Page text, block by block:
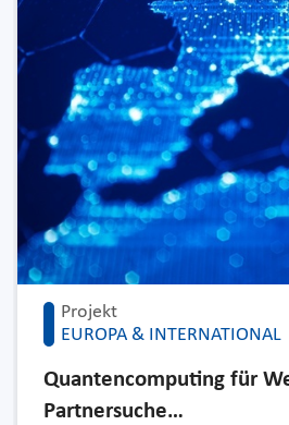
Projekt
EUROPA & INTERNATIONAL
Quantencomputing für
Partnersuche…